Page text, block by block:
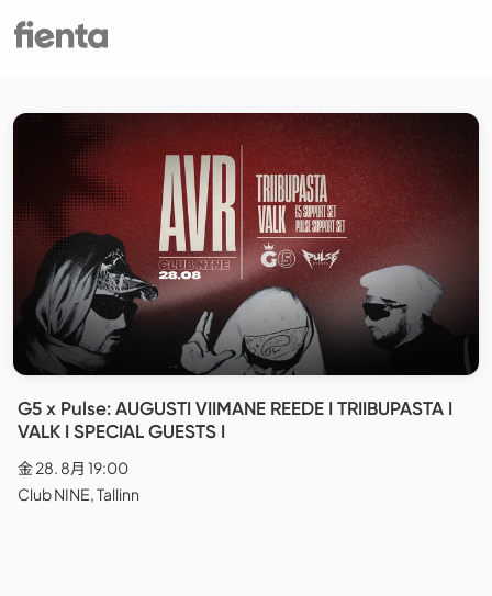
G5 x Pulse: AUGUSTI VIIMANE REEDE I TRIIBUPASTA I
VALK I SPECIAL GUESTS I
金 28. 8月 19:00
Club NINE, Tallinn